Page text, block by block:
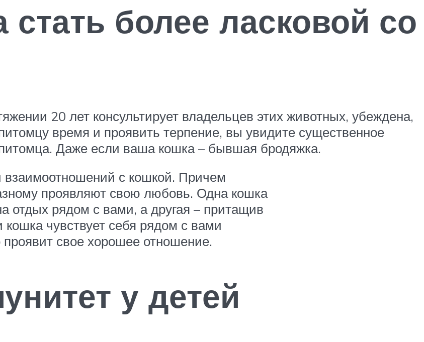
более ласковой со
20 лет консультирует владельцев этих животных, убеждена,
время и проявить терпение, вы увидите существенное
Даже если ваша кошка – бывшая бродяжка.
взаимоотношений с кошкой. Причем
проявляют свою любовь. Одна кошка
отдых рядом с вами, а другая – притащив
чувствует себя рядом с вами
свое хорошее отношение.
у детей